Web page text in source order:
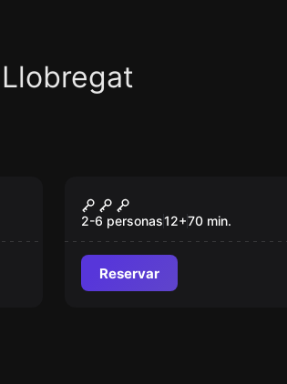
Malum Escape Room
2-6 personas12+70 min.
Reservar